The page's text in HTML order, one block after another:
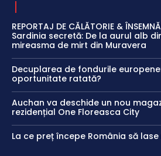
REPORTAJ DE CĂLĂTORIE &
Sardinia secretă: De la aurul alb
mireasma de mirt din Muravera
Decuplarea de fondurile
oportunitate ratată?
Auchan va deschide un nou
rezidențial One Floreasca City
La ce preț începe România să